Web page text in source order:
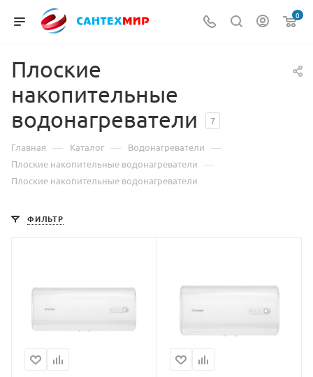
0
Плоские
накопительные
водонагреватели
7
Главная — Каталог — Водонагреватели —
Плоские накопительные водонагреватели —
Плоские накопительные водонагреватели
ФИЛЬТР